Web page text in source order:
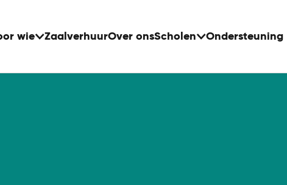
wie ZaalverhuurOver onsScholen Ondersteuning